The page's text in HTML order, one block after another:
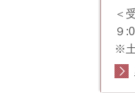
＜
９
※